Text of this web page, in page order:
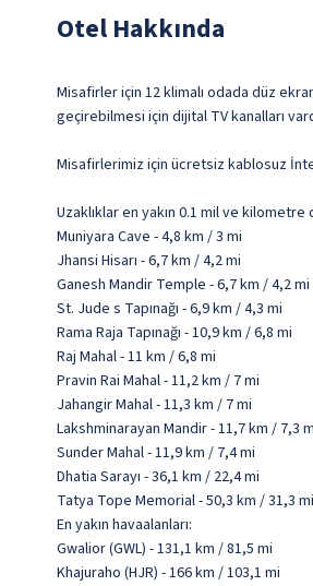
Otel Hakkında
Misafirler için 12 klimalı odada düz
geçirebilmesi için dijital TV kanalları
Misafirlerimiz için ücretsiz kablosuz
Uzaklıklar en yakın 0.1 mil ve
Muniyara Cave - 4,8 km / 3 mi
Jhansi Hisarı - 6,7 km / 4,2 mi
Ganesh Mandir Temple - 6,7 km / 4,2 mi
St. Jude s Tapınağı - 6,9 km / 4,3 mi
Rama Raja Tapınağı - 10,9 km / 6,8 mi
Raj Mahal - 11 km / 6,8 mi
Pravin Rai Mahal - 11,2 km / 7 mi
Jahangir Mahal - 11,3 km / 7 mi
Lakshminarayan Mandir - 11,7 km / 7,3
Sunder Mahal - 11,9 km / 7,4 mi
Dhatia Sarayı - 36,1 km / 22,4 mi
Tatya Tope Memorial - 50,3 km / 31,3 mi
En yakın havaalanları:
Gwalior (GWL) - 131,1 km / 81,5 mi
Khajuraho (HJR) - 166 km / 103,1 mi